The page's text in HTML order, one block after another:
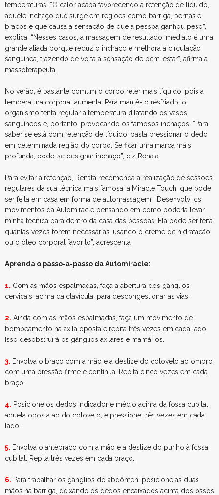
temperaturas. “O calor acaba favorecendo a retenção de líquido,
aquele inchaço que surge em regiões como barriga, pernas e
braços e que causa a sensação de que a pessoa ganhou peso”,
explica. “Nesses casos, a massagem de resultado imediato é uma
grande aliada porque reduz o inchaço e melhora a circulação
sanguínea, trazendo de volta a sensação de bem-estar”, afirma a
massoterapeuta.
No verão, é bastante comum o corpo reter mais líquido, pois a
temperatura corporal aumenta. Para mantê-lo resfriado, o
organismo tenta regular a temperatura dilatando os vasos
sanguíneos e, portanto, provocando os famosos inchaços. “Para
saber se está com retenção de líquido, basta pressionar o dedo
em determinada região do corpo. Se ficar uma marca mais
profunda, pode-se designar inchaço”, diz Renata.
Para evitar a retenção, Renata recomenda a realização de sessões
regulares da sua técnica mais famosa, a Miracle Touch, que pode
ser feita em casa em forma de automassagem: “Desenvolvi os
movimentos da Automiracle pensando em como poderia levar
minha técnica para dentro da casa das pessoas. Ela pode ser feita
quantas vezes forem necessárias, usando o creme de hidratação
ou o óleo corporal favorito”, acrescenta.
Aprenda o passo-a-passo da Automiracle:
1. Com as mãos espalmadas, faça a abertura dos gânglios
cervicais, acima da clavícula, para descongestionar as vias.
2. Ainda com as mãos espalmadas, faça um movimento de
bombeamento na axila oposta e repita três vezes em cada lado.
Isso desobstruirá os gânglios axilares e mamários.
3. Envolva o braço com a mão e a deslize do cotovelo ao ombro
com uma pressão firme e contínua. Repita cinco vezes em cada
braço.
4. Posicione os dedos indicador e médio acima da fossa cubital,
aquela oposta ao do cotovelo, e pressione três vezes em cada
lado.
5. Envolva o antebraço com a mão e a deslize do punho à fossa
cubital. Repita três vezes em cada braço.
6. Para trabalhar os gânglios do abdômen, posicione as duas
mãos na barriga, deixando os dedos encaixados acima dos ossos